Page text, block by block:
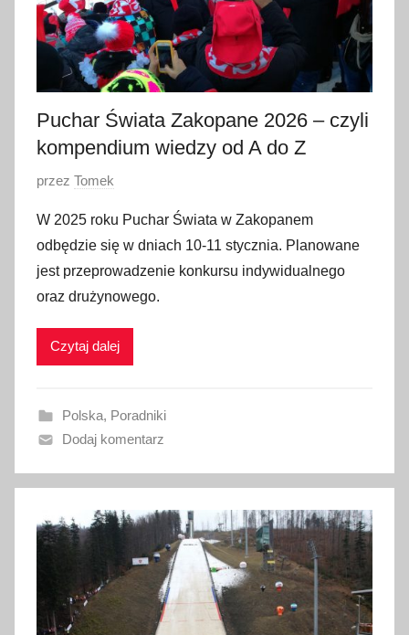
Puchar Świata Zakopane 2026 – czyli
kompendium wiedzy od A do Z
O
u
b
l
i
w
n
o
0
t
n
przez Tomek
W 2025 roku Puchar Świata w Zakopanem
odbędzie się w dniach 10-11 stycznia. Planowane
jest przeprowadzenie konkursu indywidualnego
oraz drużynowego.
Czytaj dalej
Polska, Poradniki
Dodaj komentarz